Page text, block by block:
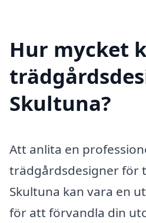
Hur mycket
Skultuna?
Att anlita en
trädgårdsdesigner för
Skultuna kan vara en
för att förvandla din